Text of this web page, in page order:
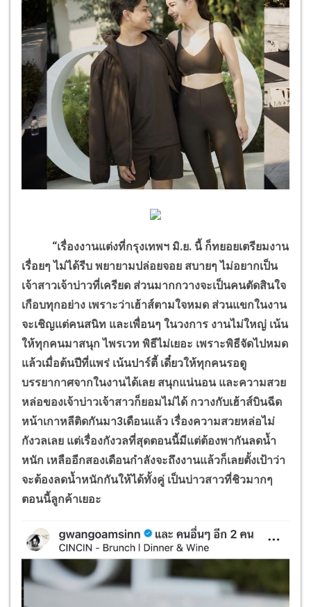
“เรื่องงานแต่งที่กรุงเทพฯ มิ.ย. นี้ ก็ทยอยเตรียมงาน
เรื่อยๆ ไม่ได้รีบ พยายามปล่อยจอย สบายๆ ไม่อยากเป็น
เจ้าสาวเจ้าบ่าวที่เครียด ส่วนมากกวางจะเป็นคนตัดสินใจ
เกือบทุกอย่าง เพราะว่าเฮ้าส์ตามใจหมด ส่วนแขกในงาน
จะเชิญแต่คนสนิท และเพื่อนๆ ในวงการ งานไม่ใหญ่ เน้น
ให้ทุกคนมาสนุก ไพรเวท พิธีไม่เยอะ เพราะพิธีจัดไปหมด
แล้วเมื่อต้นปีที่แพร่ เน้นปาร์ตี้ เดี๋ยวให้ทุกคนรอดู
บรรยากาศจากในงานได้เลย สนุกแน่นอน และความสวย
หล่อของเจ้าบ่าวเจ้าสาวก็ยอมไม่ได้ กวางกับเฮ้าส์บินฉีด
หน้าเกาหลีติดกันมา3เดือนแล้ว เรื่องความสวยหล่อไม่
กังวลเลย แต่เรื่องกังวลที่สุดตอนนี้มีแต่ต้องพากันลดน้ำ
หนัก เหลืออีกสองเดือนกำลังจะถึงงานแล้วก็เลยตั้งเป้าว่า
จะต้องลดน้ำหนักกันให้ได้ทั้งคู่ เป็นบ่าวสาวที่ชิวมากๆ
ตอนนี้ลูกค้าเยอะ